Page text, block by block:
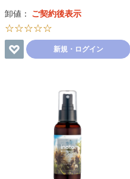
卸値： ご契約後表示
☆☆☆☆☆
新規・ログイン